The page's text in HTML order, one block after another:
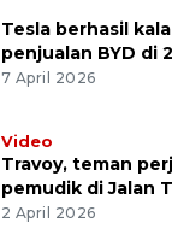
Tesla berhasil
penjualan BYD di
7 April 2026
Video
Travoy, teman
pemudik di Jalan
2 April 2026